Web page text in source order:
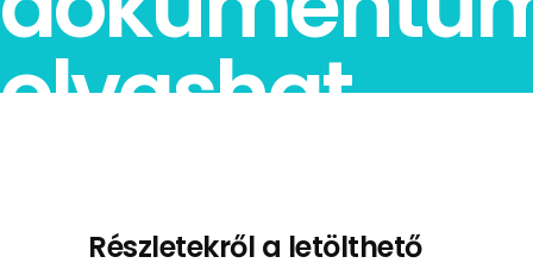
olvashat
Részletekről a letölthető